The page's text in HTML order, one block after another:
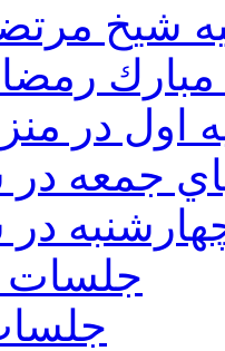
رمضان
در منزل
جمعه در
در
جلسات